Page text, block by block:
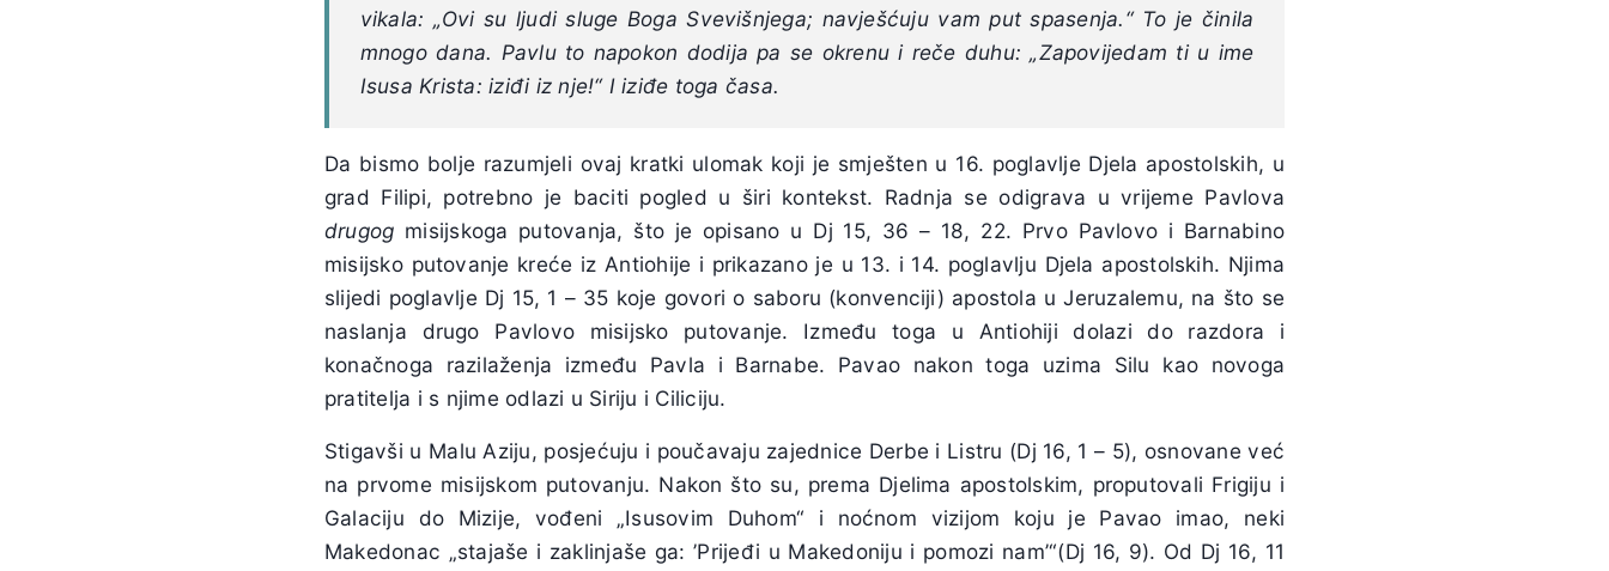
vikala: „Ovi su ljudi sluge Boga Svevišnjega; navješćuju vam put spasenja.“ To je činila
mnogo dana. Pavlu to napokon dodija pa se okrenu i reče duhu: „Zapovijedam ti u ime
Isusa Krista: iziđi iz nje!“ I iziđe toga časa.
Da bismo bolje razumjeli ovaj kratki ulomak koji je smješten u 16. poglavlje Djela apostolskih, u
grad Filipi, potrebno je baciti pogled u širi kontekst. Radnja se odigrava u vrijeme Pavlova
drugog misijskoga putovanja, što je opisano u Dj 15, 36 – 18, 22. Prvo Pavlovo i Barnabino
misijsko putovanje kreće iz Antiohije i prikazano je u 13. i 14. poglavlju Djela apostolskih. Njima
slijedi poglavlje Dj 15, 1 – 35 koje govori o saboru (konvenciji) apostola u Jeruzalemu, na što se
naslanja drugo Pavlovo misijsko putovanje. Između toga u Antiohiji dolazi do razdora i
konačnoga razilaženja između Pavla i Barnabe. Pavao nakon toga uzima Silu kao novoga
pratitelja i s njime odlazi u Siriju i Ciliciju.
Stigavši u Malu Aziju, posjećuju i poučavaju zajednice Derbe i Listru (Dj 16, 1 – 5), osnovane već
na prvome misijskom putovanju. Nakon što su, prema Djelima apostolskim, proputovali Frigiju i
Galaciju do Mizije, vođeni „Isusovim Duhom“ i noćnom vizijom koju je Pavao imao, neki
Makedonac „stajaše i zaklinjaše ga: ’Prijeđi u Makedoniju i pomozi nam’“(Dj 16, 9). Od Dj 16, 11